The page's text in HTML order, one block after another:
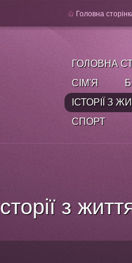
ГОЛОВНА
СІМ'Я
ІСТОРІЇ З
СПОРТ
Головна
з